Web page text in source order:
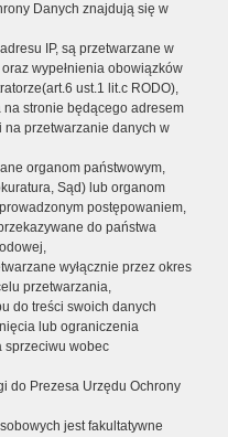
Danych znajdują się w
IP, są przetwarzane w
wypełnienia obowiązków
ust.1 lit.c RODO),
stronie będącego adresem
przetwarzanie danych w
organom państwowym,
Sąd) lub organom
postępowaniem,
do państwa
wyłącznie przez okres
przetwarzania,
do treści swoich danych
lub ograniczenia
sprzeciwu wobec
do Prezesa Urzędu Ochrony
jest fakultatywne